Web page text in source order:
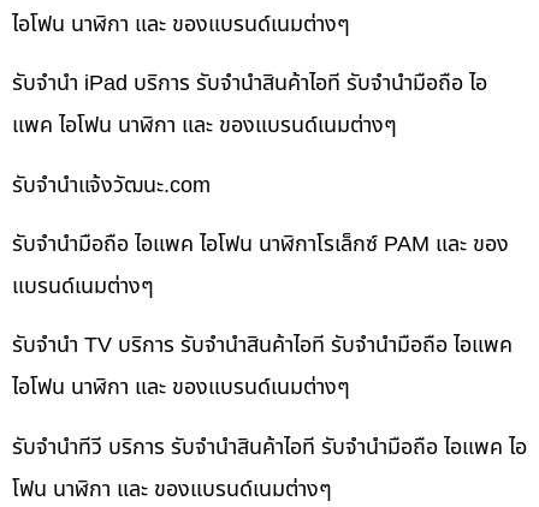
ไอโฟน นาฬิกา และ ของแบรนด์เนมต่างๆ
รับจำนำ iPad บริการ รับจำนำสินค้าไอที รับจำนำมือถือ ไอ
แพค ไอโฟน นาฬิกา และ ของแบรนด์เนมต่างๆ
รับจํานําแจ้งวัฒนะ.com
รับจำนำมือถือ ไอแพค ไอโฟน นาฬิกาโรเล็กซ์ PAM และ ของ
แบรนด์เนมต่างๆ
รับจำนำ TV บริการ รับจำนำสินค้าไอที รับจำนำมือถือ ไอแพค
ไอโฟน นาฬิกา และ ของแบรนด์เนมต่างๆ
รับจำนำทีวี บริการ รับจำนำสินค้าไอที รับจำนำมือถือ ไอแพค ไอ
โฟน นาฬิกา และ ของแบรนด์เนมต่างๆ